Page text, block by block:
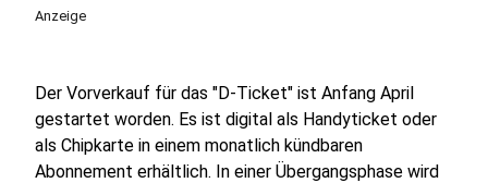
Anzeige
Der Vorverkauf für das "D-Ticket" ist Anfang April
gestartet worden. Es ist digital als Handyticket oder
als Chipkarte in einem monatlich kündbaren
Abonnement erhältlich. In einer Übergangsphase wird